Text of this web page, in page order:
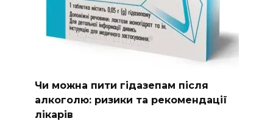
Чи можна пити гідазепам після
алкоголю: ризики та рекомендації
лікарів